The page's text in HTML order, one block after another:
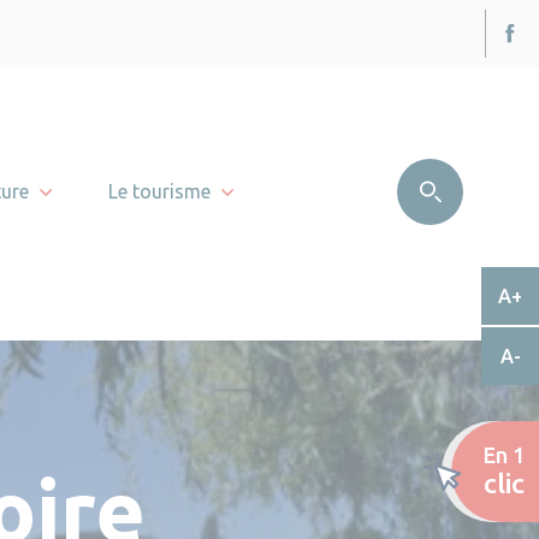
Le tourisme
A+
A-
En 1
clic